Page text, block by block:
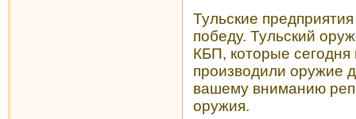
Тульские
победу. Тульский
КБП, которые сегодня
производили оружие
вашему вниманию
оружия.